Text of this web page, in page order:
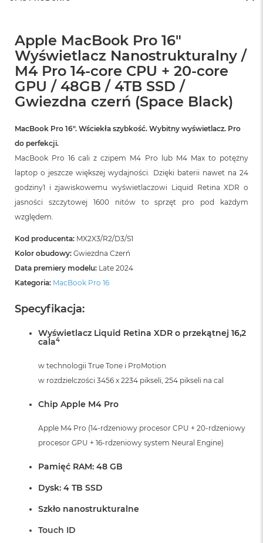
Apple MacBook Pro 16"
Wyświetlacz Nanostrukturalny /
M4 Pro 14-core CPU + 20-core
GPU / 48GB / 4TB SSD /
Gwiezdna czerń (Space Black)
MacBook Pro 16″. Wściekła szybkość. Wybitny wyświetlacz. Pro
do perfekcji.
MacBook Pro 16 cali z czipem M4 Pro lub M4 Max to potężny
laptop o jeszcze większej wydajności. Dzięki baterii nawet na 24
godziny1 i zjawiskowemu wyświetlaczowi Liquid Retina XDR o
jasności szczytowej 1600 nitów to sprzęt pro pod każdym
względem.
Kod producenta: MX2X3/R2/D3/S1
Kolor obudowy: Gwiezdna Czerń
Data premiery modelu: Late 2024
Kategoria: MacBook Pro 16
Specyfikacja:
Wyświetlacz Liquid Retina XDR o przekątnej 16,2
cala4
w technologii True Tone i ProMotion
w rozdzielczości 3456 x 2234 pikseli, 254 pikseli na cal
Chip Apple M4 Pro
Apple M4 Pro (14-rdzeniowy procesor CPU + 20-rdzeniowy
procesor GPU + 16-rdzeniowy system Neural Engine)
Pamięć RAM: 48 GB
Dysk: 4 TB SSD
Szkło nanostrukturalne
Touch ID